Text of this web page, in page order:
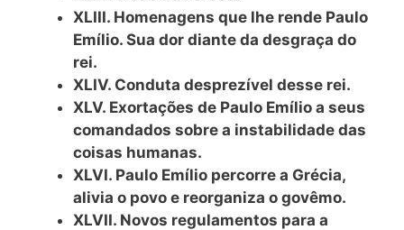
XLIII. Homenagens que lhe rende Paulo
Emílio. Sua dor diante da desgraça do
rei.
XLIV. Conduta desprezível desse rei.
XLV. Exortações de Paulo Emílio a seus
comandados sobre a instabilidade das
coisas humanas.
XLVI. Paulo Emílio percorre a Grécia,
alivia o povo e reorganiza o govêmo.
XLVII. Novos regulamentos para a